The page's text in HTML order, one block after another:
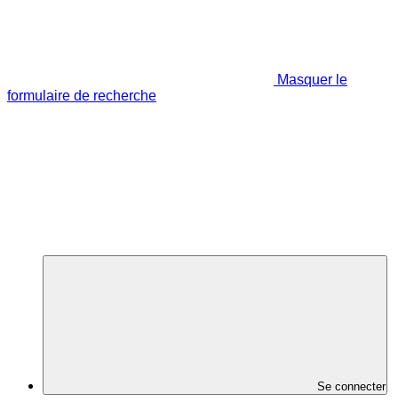
Masquer le
formulaire de recherche
Se connecter